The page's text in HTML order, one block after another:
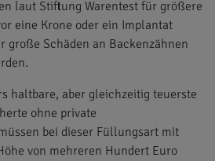
laut Stiftung Warentest für größere
eine Krone oder ein Implantat
große Schäden an Backenzähnen
haltbare, aber gleichzeitig teuerste
ohne private
bei dieser Füllungsart mit
von mehreren Hundert Euro